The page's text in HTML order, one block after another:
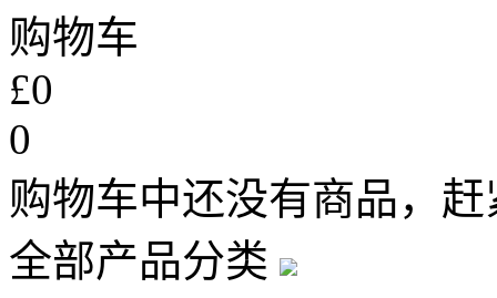
购物车
£0
0
购物车中还没有商品，
全部产品分类